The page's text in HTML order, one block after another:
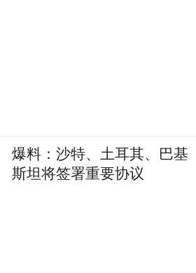
爆料：沙特、土耳其、巴基
斯坦将签署重要协议